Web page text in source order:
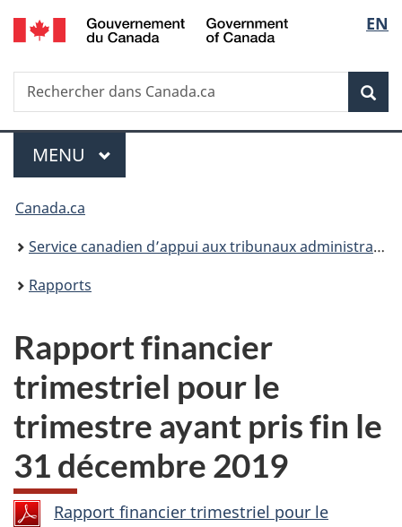
Passer
au
principal
Passer
à
Au
du
Passer
à
version
simplifiée
de
la
EN
Recherche
Rechercher
dans
Menu
MENU PRINCIPAL
Vous
êtes
ici :
Canada.ca
Service canadien d’appui aux tribunaux administratifs
Rapports
Rapport financier
trimestriel pour le
trimestre ayant pris fin le
31 décembre 2019
Rapport financier trimestriel pour le